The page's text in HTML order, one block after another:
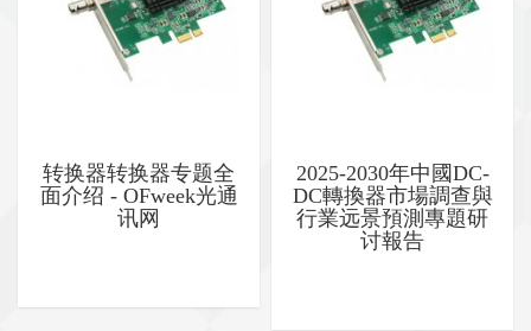
转换器转换器专题全
面介绍 - OFweek光通
讯网
2025-2030年中國DC-
DC轉換器市場調查與
行業远景預測專題研
讨報告